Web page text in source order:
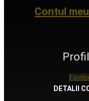
Contul meu
DETALII